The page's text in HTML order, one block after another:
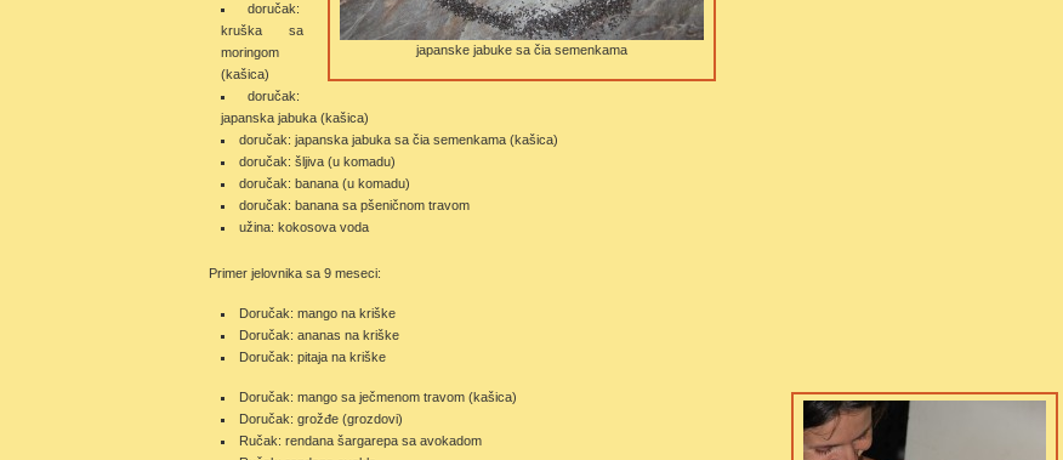
japanske jabuke sa čia semenkama
doručak:
kruška sa
moringom
(kašica)
doručak:
japanska jabuka (kašica)
doručak: japanska jabuka sa čia semenkama (kašica)
doručak: šljiva (u komadu)
doručak: banana (u komadu)
doručak: banana sa pšeničnom travom
užina: kokosova voda
Primer jelovnika sa 9 meseci:
Doručak: mango na kriške
Doručak: ananas na kriške
Doručak: pitaja na kriške
Doručak: mango sa ječmenom travom (kašica)
Doručak: grožđe (grozdovi)
Ručak: rendana šargarepa sa avokadom